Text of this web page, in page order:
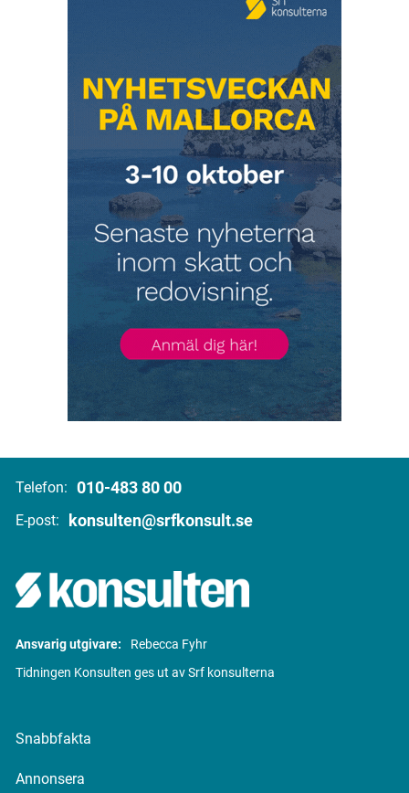
Telefon: 010-483 80 00
E-post: konsulten@srfkonsult.se
Ansvarig utgivare:
Rebecca Fyhr
Tidningen Konsulten ges ut av Srf konsulterna
Snabbfakta
Annonsera